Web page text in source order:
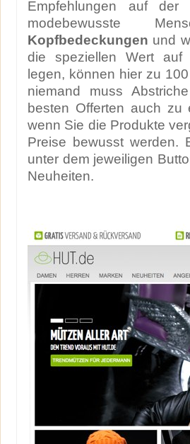
Empfehlungen auf
modebewusste
Kopfbedeckungen und
die speziellen Wert auf
legen, können hier zu
niemand muss
besten Offerten auch zu
wenn Sie die Produkte
Preise bewusst werden.
unter dem jeweiligen
Neuheiten.